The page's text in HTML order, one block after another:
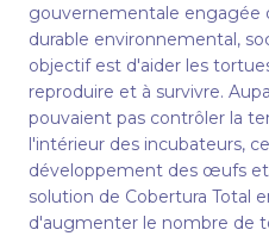
gouvernementale engagée
durable environnemental,
objectif est d'aider les
reproduire et à survivre.
pouvaient pas contrôler la
l'intérieur des incubateurs,
développement des œufs et
solution de Cobertura Total
d'augmenter le nombre de